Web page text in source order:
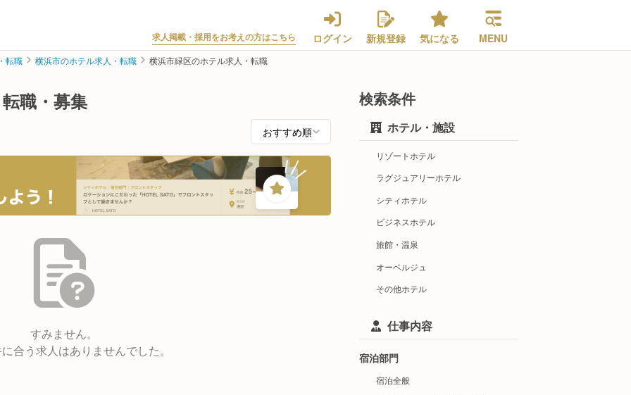
求人掲載・採用をお考えの方はこちら ログイン 新規登録 気になる MENU
転職 横浜市のホテル求人・転職 横浜市緑区のホテル求人・転職
職・募集
すみません。
合う求人はありませんでした。
検索条件
ホテル・施設
リゾートホテル
ラグジュアリーホテル
シティホテル
ビジネスホテル
旅館・温泉
オーベルジュ
その他ホテル
仕事内容
宿泊部門
宿泊全般